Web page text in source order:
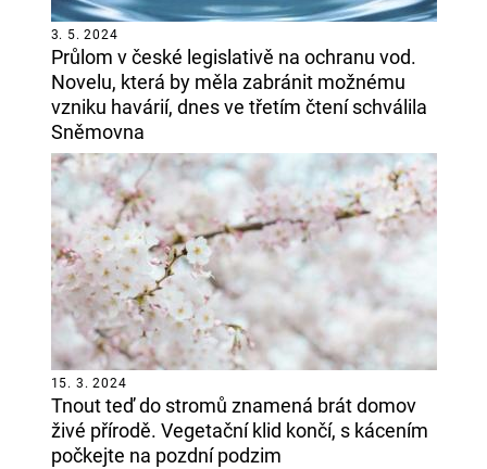
Průlom v české legislativě na ochranu vod.
Novelu, která by měla zabránit možnému
vzniku havárií, dnes ve třetím čtení schválila
Sněmovna
3. 5. 2024
Tnout teď do stromů znamená brát domov
živé přírodě. Vegetační klid končí, s kácením
počkejte na pozdní podzim
15. 3. 2024